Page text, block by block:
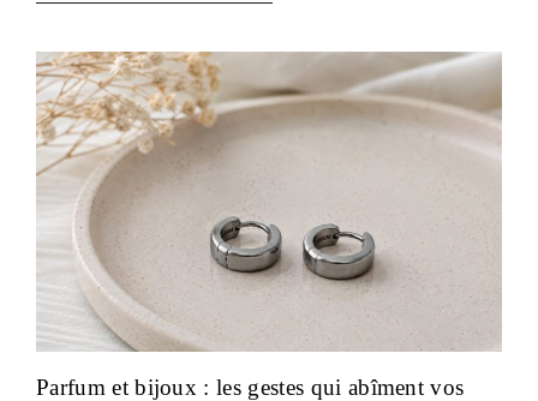
Parfum et bijoux : les gestes qui abîment vos